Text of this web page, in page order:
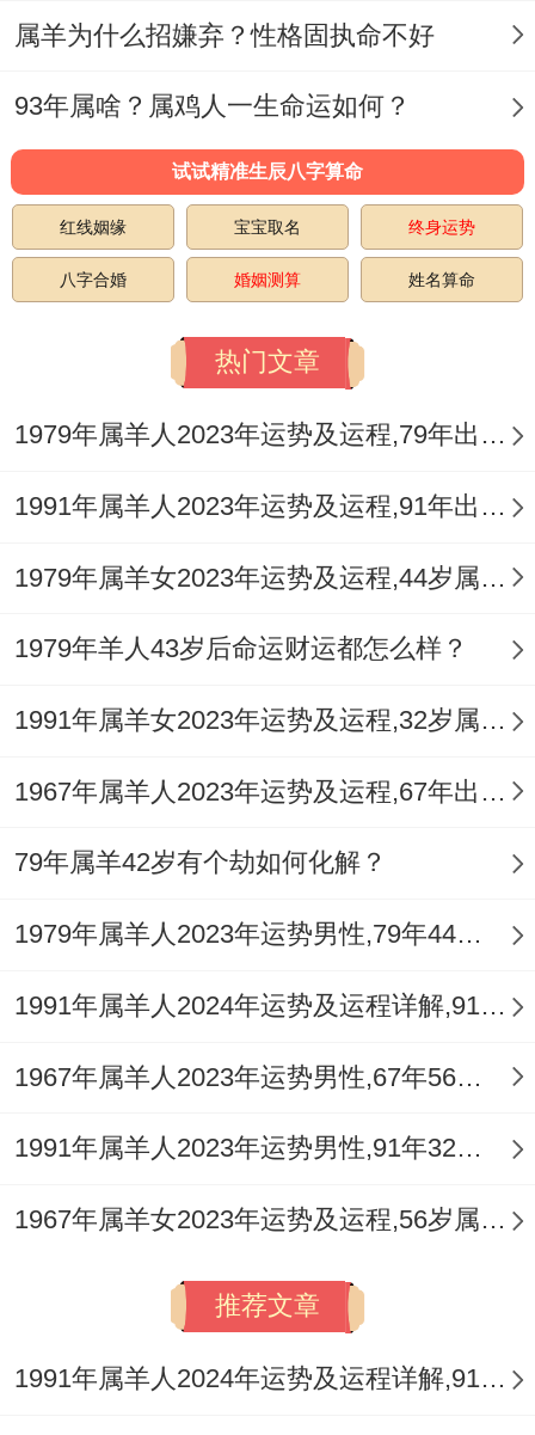
说实话,
属猪人能够说和属羊人之间的配对都是很不
错，属羊人温同安静，内心却又坚定的渐
渐、属猪人都能包容属羊人个性、让属羊人
都能感受到温暖~属猪人跟属羊人之间的关
之间的关系内自然是更好接触的！
属羊为什么招嫌弃？性格固执命不好
93年属啥？属鸡人一生命运如何？
试试精准生辰八字算命
红线姻缘 宝宝取名 终身运势
八字合婚 婚姻测算 姓名算命
热门文章
1979年属羊人2023年运势及运程,79年出生的44岁生肖羊2023年每月运势详解
1991年属羊人2023年运势及运程,91年出生的32岁生肖羊2023年每月运势详解
1979年属羊女2023年运势及运程,44岁属羊人2023全年每月运势女性如何
1979年羊人43岁后命运财运都怎么样？
1991年属羊女2023年运势及运程,32岁属羊人2023全年每月运势女性如何
1967年属羊人2023年运势及运程,67年出生的56岁生肖羊2023年每月运势详解
79年属羊42岁有个劫如何化解？
1979年属羊人2023年运势男性,79年44岁属羊男2023年每月运程怎么样
1991年属羊人2024年运势及运程详解,91年出生33岁肖羊人在2024全年每月运势完整版
1967年属羊人2023年运势男性,67年56岁属羊男2023年每月运程怎么样
1991年属羊人2023年运势男性,91年32岁属羊男2023年每月运程怎么样
1967年属羊女2023年运势及运程,56岁属羊人2023全年每月运势女性如何
推荐文章
1991年属羊人2024年运势及运程详解,91年出生33岁肖羊人在2024全年每月运势完整版